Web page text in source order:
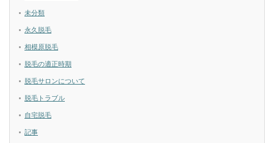
未分類
永久脱毛
相模原脱毛
脱毛の適正時期
脱毛サロンについて
脱毛トラブル
自宅脱毛
記事